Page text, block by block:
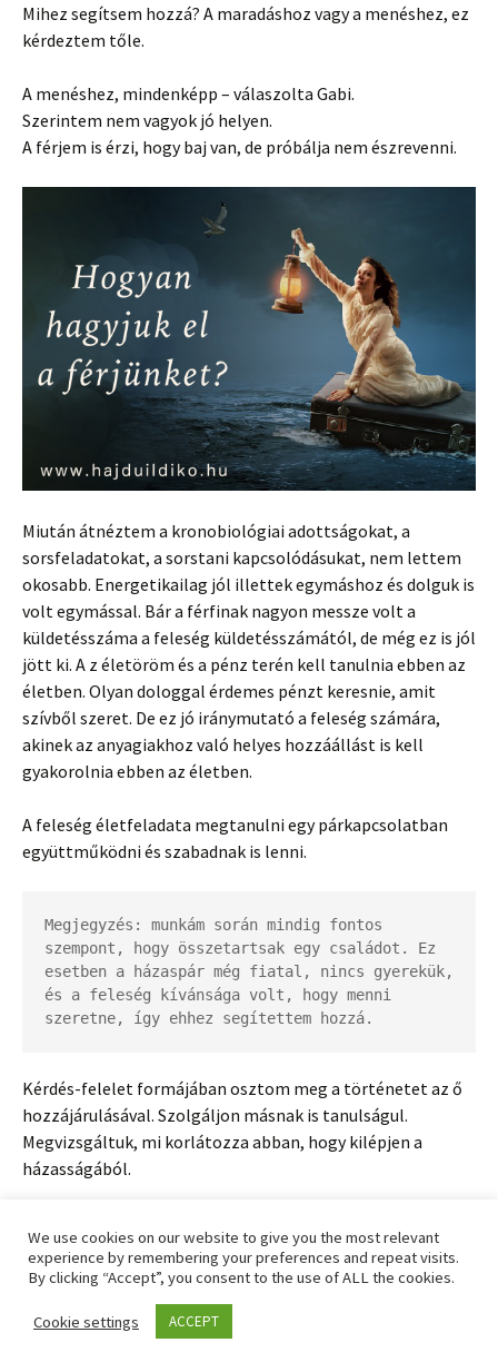
Mihez segítsem hozzá? A maradáshoz vagy a menéshez, ez
kérdeztem tőle.
A menéshez, mindenképp – válaszolta Gabi.
Szerintem nem vagyok jó helyen.
A férjem is érzi, hogy baj van, de próbálja nem észrevenni.
Miután átnéztem a kronobiológiai adottságokat, a
sorsfeladatokat, a sorstani kapcsolódásukat, nem lettem
okosabb. Energetikailag jól illettek egymáshoz és dolguk is
volt egymással. Bár a férfinak nagyon messze volt a
küldetésszáma a feleség küldetésszámától, de még ez is jól
jött ki. A z életöröm és a pénz terén kell tanulnia ebben az
életben. Olyan dologgal érdemes pénzt keresnie, amit
szívből szeret. De ez jó iránymutató a feleség számára,
akinek az anyagiakhoz való helyes hozzáállást is kell
gyakorolnia ebben az életben.
A feleség életfeladata megtanulni egy párkapcsolatban
együttműködni és szabadnak is lenni.
Megjegyzés: munkám során mindig fontos
szempont, hogy összetartsak egy családot. Ez
esetben a házaspár még fiatal, nincs gyerekük,
és a feleség kívánsága volt, hogy menni
szeretne, így ehhez segítettem hozzá.
Kérdés-felelet formájában osztom meg a történetet az ő
hozzájárulásával. Szolgáljon másnak is tanulságul.
Megvizsgáltuk, mi korlátozza abban, hogy kilépjen a
házasságából.
Mi szól ellene és mi szól mellette?
Milyen érvek szólnak a szakítás ellen?
We use cookies on our website to give you the most relevant
experience by remembering your preferences and repeat visits.
By clicking “Accept”, you consent to the use of ALL the cookies.
Cookie settings ACCEPT